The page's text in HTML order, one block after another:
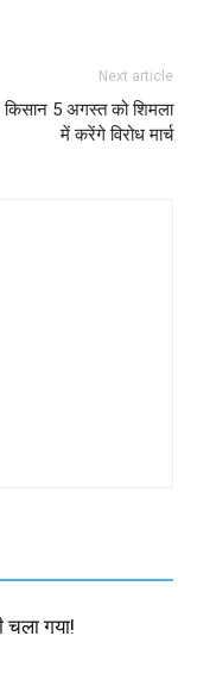
Next article
किसान 5 अगस्त को शिमला
में करेंगे विरोध मार्च
चला गया!